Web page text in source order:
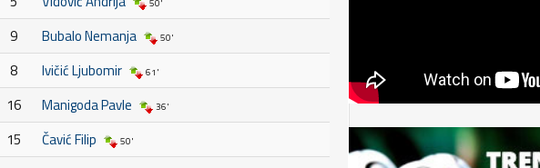
50'
9 Bubalo Nemanja 50'
8 Ivičić Ljubomir 61'
16 Manigoda Pavle 36'
15 Čavić Filip 50'